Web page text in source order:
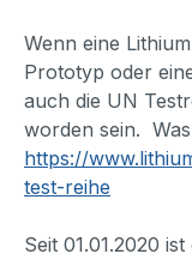
Wenn eine
Prototyp oder
auch die UN
worden sein.
https://
test-reihe
Seit 01.01.2020